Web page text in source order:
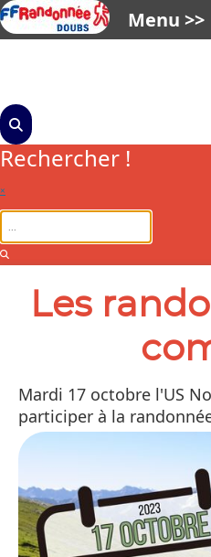
Rechercher !
×
Les
Mardi 17 octobre l'US
participer à la
Menu >>